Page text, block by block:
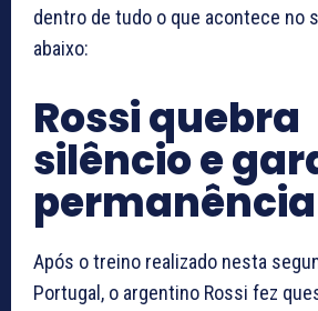
dentro de tudo o que acontece no
abaixo:
Rossi quebra
silêncio e
permanência
Após o treino realizado nesta
Portugal, o argentino Rossi fez